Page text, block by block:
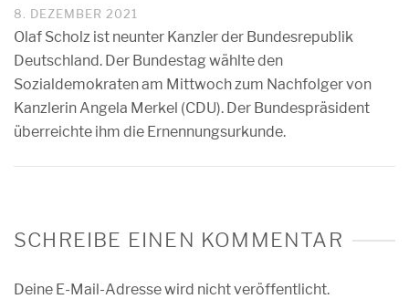
8. DEZEMBER 2021
Olaf Scholz ist neunter Kanzler der Bundesrepublik
Deutschland. Der Bundestag wählte den
Sozialdemokraten am Mittwoch zum Nachfolger von
Kanzlerin Angela Merkel (CDU). Der Bundespräsident
überreichte ihm die Ernennungsurkunde.
SCHREIBE EINEN KOMMENTAR
Deine E-Mail-Adresse wird nicht veröffentlicht.